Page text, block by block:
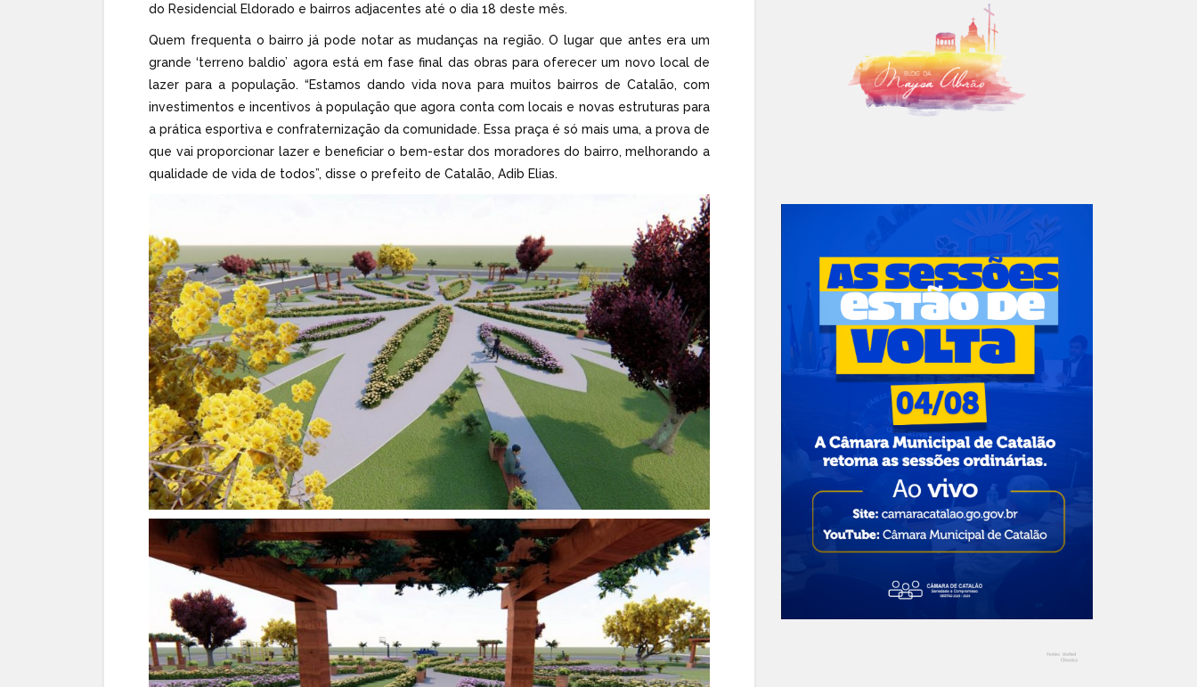
do Residencial Eldorado e bairros adjacentes até o dia 18 deste mês.
Quem frequenta o bairro já pode notar as mudanças na região. O lugar que antes era um
grande ‘terreno baldio’ agora está em fase final das obras para oferecer um novo local de
lazer para a população. “Estamos dando vida nova para muitos bairros de Catalão, com
investimentos e incentivos à população que agora conta com locais e novas estruturas para
a prática esportiva e confraternização da comunidade. Essa praça é só mais uma, a prova de
que vai proporcionar lazer e beneficiar o bem-estar dos moradores do bairro, melhorando a
qualidade de vida de todos”, disse o prefeito de Catalão, Adib Elias.